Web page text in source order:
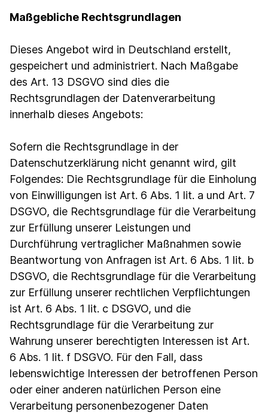
Maßgebliche Rechtsgrundlagen
Dieses Angebot wird in Deutschland erstellt,
gespeichert und administriert. Nach Maßgabe
des Art. 13 DSGVO sind dies die
Rechtsgrundlagen der Datenverarbeitung
innerhalb dieses Angebots:
Sofern die Rechtsgrundlage in der
Datenschutzerklärung nicht genannt wird, gilt
Folgendes: Die Rechtsgrundlage für die Einholung
von Einwilligungen ist Art. 6 Abs. 1 lit. a und Art. 7
DSGVO, die Rechtsgrundlage für die Verarbeitung
zur Erfüllung unserer Leistungen und
Durchführung vertraglicher Maßnahmen sowie
Beantwortung von Anfragen ist Art. 6 Abs. 1 lit. b
DSGVO, die Rechtsgrundlage für die Verarbeitung
zur Erfüllung unserer rechtlichen Verpflichtungen
ist Art. 6 Abs. 1 lit. c DSGVO, und die
Rechtsgrundlage für die Verarbeitung zur
Wahrung unserer berechtigten Interessen ist Art.
6 Abs. 1 lit. f DSGVO. Für den Fall, dass
lebenswichtige Interessen der betroffenen Person
oder einer anderen natürlichen Person eine
Verarbeitung personenbezogener Daten